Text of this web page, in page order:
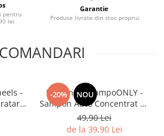
pentru
lei
Garantie
Produse livrate din stoc propriu
-
si
-20% NOU
Deturner ShampoONLY -
Sampon Auto Concentrat cu
pH Neutru, Spuma
Abundenta si Spalare
49,90 Lei
de la 39,90 Lei